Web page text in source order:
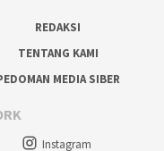
REDAKSI
TENTANG KAMI
MEDIA SIBER
Instagram